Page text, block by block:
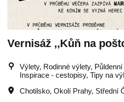
Vernisáž ,,Kůň na
Výlety, Rodinné výlety,
Inspirace - cestopisy, Tipy na
Chotilsko, Okolí Prahy, Střední